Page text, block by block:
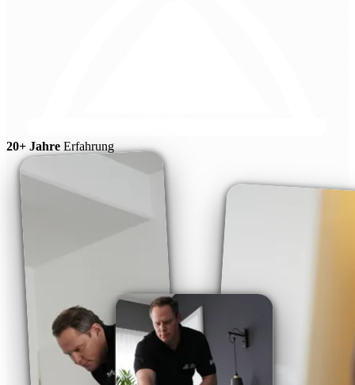
20+ Jahre Erfahrung